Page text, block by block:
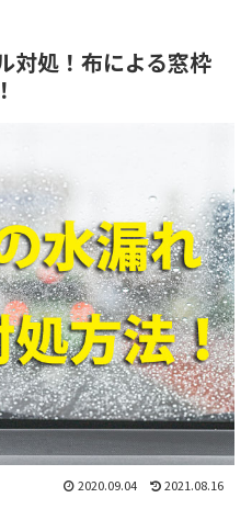
対処！布による窓枠
2020.09.04 2021.08.16